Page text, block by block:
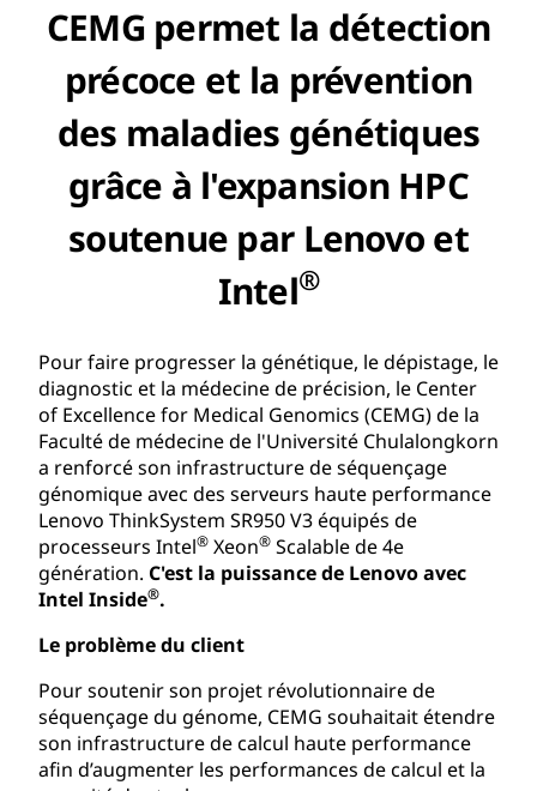
CEMG permet la détection
précoce et la prévention
des maladies génétiques
grâce à l'expansion HPC
soutenue par Lenovo et
Intel®
Pour faire progresser la génétique, le dépistage, le
diagnostic et la médecine de précision, le Center
of Excellence for Medical Genomics (CEMG) de la
Faculté de médecine de l'Université Chulalongkorn
a renforcé son infrastructure de séquençage
génomique avec des serveurs haute performance
Lenovo ThinkSystem SR950 V3 équipés de
processeurs Intel® Xeon® Scalable de 4e
génération. C'est la puissance de Lenovo avec
Intel Inside®.
Le problème du client
Pour soutenir son projet révolutionnaire de
séquençage du génome, CEMG souhaitait étendre
son infrastructure de calcul haute performance
afin d’augmenter les performances de calcul et la